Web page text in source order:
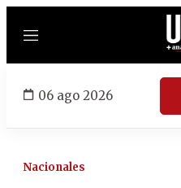
Menú
06 ago 2026
Nacionales